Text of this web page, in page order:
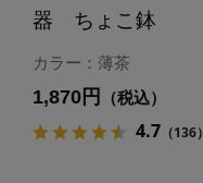
器 ちょこ鉢
カラー：薄茶
1,870円 （税込）
4.7（136）